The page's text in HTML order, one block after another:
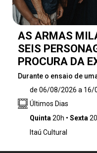
AS ARMAS
SEIS
PROCURA DA
Durante o ensaio de
Pirandello, um grupo de
do teatro interrompe a
direito de narrar a
em campo simbólico de
de 06/08/2026 a 16/
Últimos Dias
Quinta 20h Sexta
Itaú Cultural